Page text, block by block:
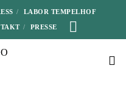
LABOR TEMPELHOF
PRESSE